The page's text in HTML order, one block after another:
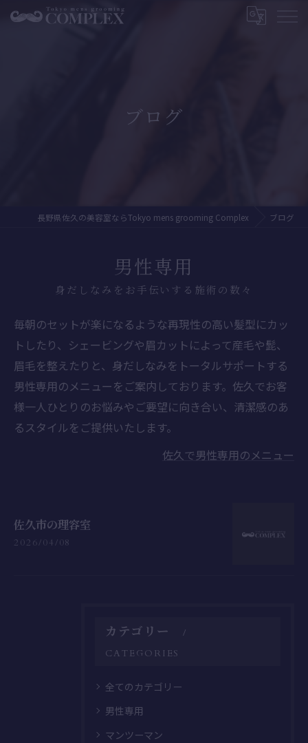
ブログ
長野県佐久の美容室ならTokyo mens grooming Complex ブログ
男性専用
身だしなみをお手伝いする施術の数々
毎朝のセットが楽になるような再現性の高い髪型にカッ
トしたり、シェービングや眉カットによって産毛や髭、
眉毛を整えたりと、身だしなみをトータルサポートする
男性専用のメニューをご案内しております。佐久でお客
様一人ひとりのお悩みやご要望に向き合い、清潔感のあ
るスタイルをご提供いたします。
佐久で男性専用のメニュー
佐久市の理容室
2026/04/08
カテゴリー
CATEGORIES
全てのカテゴリー
男性専用
マンツーマン